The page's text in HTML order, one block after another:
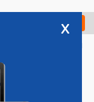
Check in
x